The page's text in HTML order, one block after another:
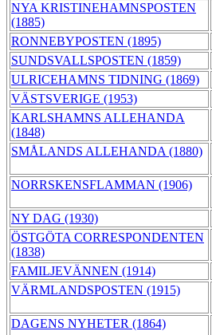
NYA KRISTINEHAMNSPOSTEN
(1885)
RONNEBYPOSTEN (1895)
SUNDSVALLSPOSTEN (1859)
ULRICEHAMNS TIDNING (1869)
VÄSTSVERIGE (1953)
KARLSHAMNS ALLEHANDA
(1848)
SMÅLANDS ALLEHANDA (1880)
NORRSKENSFLAMMAN (1906)
NY DAG (1930)
ÖSTGÖTA CORRESPONDENTEN
(1838)
FAMILJEVÄNNEN (1914)
VÄRMLANDSPOSTEN (1915)
DAGENS NYHETER (1864)